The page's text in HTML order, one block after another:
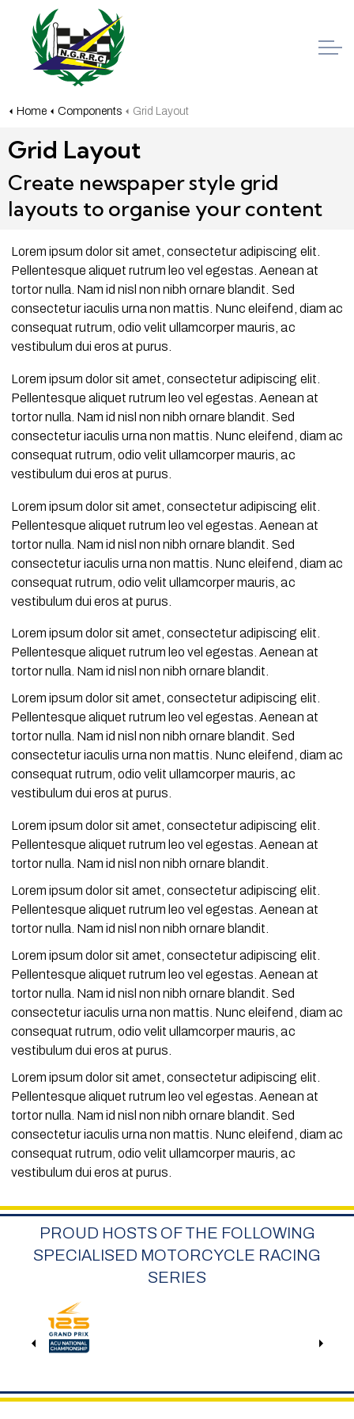
Home Components Grid Layout
Grid Layout
Create newspaper style grid
layouts to organise your content
Lorem ipsum dolor sit amet, consectetur adipiscing elit.
Pellentesque aliquet rutrum leo vel egestas. Aenean at
tortor nulla. Nam id nisl non nibh ornare blandit. Sed
consectetur iaculis urna non mattis. Nunc eleifend, diam ac
consequat rutrum, odio velit ullamcorper mauris, ac
vestibulum dui eros at purus.
Lorem ipsum dolor sit amet, consectetur adipiscing elit.
Pellentesque aliquet rutrum leo vel egestas. Aenean at
tortor nulla. Nam id nisl non nibh ornare blandit. Sed
consectetur iaculis urna non mattis. Nunc eleifend, diam ac
consequat rutrum, odio velit ullamcorper mauris, ac
vestibulum dui eros at purus.
Lorem ipsum dolor sit amet, consectetur adipiscing elit.
Pellentesque aliquet rutrum leo vel egestas. Aenean at
tortor nulla. Nam id nisl non nibh ornare blandit. Sed
consectetur iaculis urna non mattis. Nunc eleifend, diam ac
consequat rutrum, odio velit ullamcorper mauris, ac
vestibulum dui eros at purus.
Lorem ipsum dolor sit amet, consectetur adipiscing elit.
Pellentesque aliquet rutrum leo vel egestas. Aenean at
tortor nulla. Nam id nisl non nibh ornare blandit.
Lorem ipsum dolor sit amet, consectetur adipiscing elit.
Pellentesque aliquet rutrum leo vel egestas. Aenean at
tortor nulla. Nam id nisl non nibh ornare blandit. Sed
consectetur iaculis urna non mattis. Nunc eleifend, diam ac
consequat rutrum, odio velit ullamcorper mauris, ac
vestibulum dui eros at purus.
Lorem ipsum dolor sit amet, consectetur adipiscing elit.
Pellentesque aliquet rutrum leo vel egestas. Aenean at
tortor nulla. Nam id nisl non nibh ornare blandit.
Lorem ipsum dolor sit amet, consectetur adipiscing elit.
Pellentesque aliquet rutrum leo vel egestas. Aenean at
tortor nulla. Nam id nisl non nibh ornare blandit.
Lorem ipsum dolor sit amet, consectetur adipiscing elit.
Pellentesque aliquet rutrum leo vel egestas. Aenean at
tortor nulla. Nam id nisl non nibh ornare blandit. Sed
consectetur iaculis urna non mattis. Nunc eleifend, diam ac
consequat rutrum, odio velit ullamcorper mauris, ac
vestibulum dui eros at purus.
Lorem ipsum dolor sit amet, consectetur adipiscing elit.
Pellentesque aliquet rutrum leo vel egestas. Aenean at
tortor nulla. Nam id nisl non nibh ornare blandit. Sed
consectetur iaculis urna non mattis. Nunc eleifend, diam ac
consequat rutrum, odio velit ullamcorper mauris, ac
vestibulum dui eros at purus.
PROUD HOSTS OF THE FOLLOWING
SPECIALISED MOTORCYCLE RACING
SERIES
Previous